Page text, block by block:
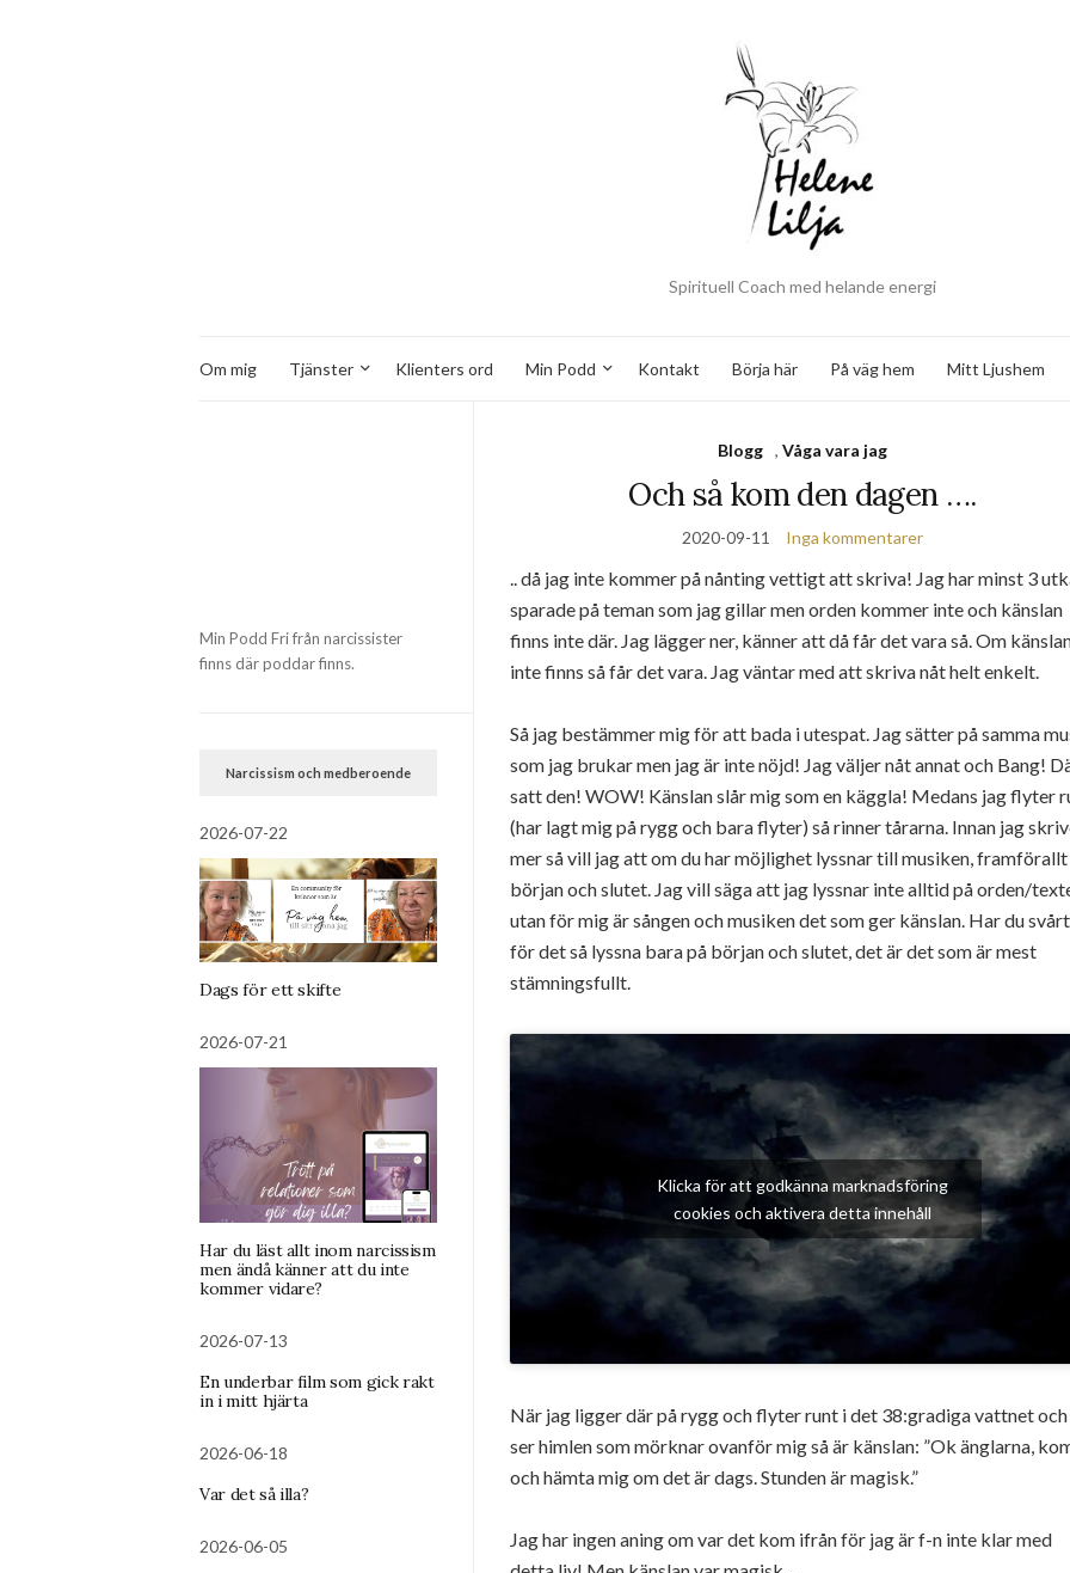
Spirituell Coach med helande energi
Om mig Tjänster Klienters ord Min Podd Kontakt Börja här På väg hem Mitt Ljushem
Blogg , Våga vara jag
Och så kom den dagen ….
2020-09-11 Inga kommentarer
.. då jag inte kommer på nånting vettigt att skriva! Jag har minst 3
sparade på teman som jag gillar men orden kommer inte och känslan
finns inte där. Jag lägger ner, känner att då får det vara så. Om
inte finns så får det vara. Jag väntar med att skriva nåt helt enkelt.
Så jag bestämmer mig för att bada i utespat. Jag sätter på samma
som jag brukar men jag är inte nöjd! Jag väljer nåt annat och Bang!
satt den! WOW! Känslan slår mig som en käggla! Medans jag flyter
(har lagt mig på rygg och bara flyter) så rinner tårarna. Innan jag
mer så vill jag att om du har möjlighet lyssnar till musiken,
början och slutet. Jag vill säga att jag lyssnar inte alltid på orden/
utan för mig är sången och musiken det som ger känslan. Har du svårt
för det så lyssna bara på början och slutet, det är det som är mest
stämningsfullt.
Klicka för att godkänna marknadsföring
cookies och aktivera detta innehåll
När jag ligger där på rygg och flyter runt i det 38:gradiga vattnet och
ser himlen som mörknar ovanför mig så är känslan: ”Ok änglarna,
och hämta mig om det är dags. Stunden är magisk.”
Jag har ingen aning om var det kom ifrån för jag är f-n inte klar med
Min Podd Fri från narcissister
finns där poddar finns.
Narcissism och medberoende
2026-07-22
Dags för ett skifte
2026-07-21
Har du läst allt inom narcissism
men ändå känner att du inte
kommer vidare?
2026-07-13
En underbar film som gick rakt
in i mitt hjärta
2026-06-18
Var det så illa?
2026-06-05